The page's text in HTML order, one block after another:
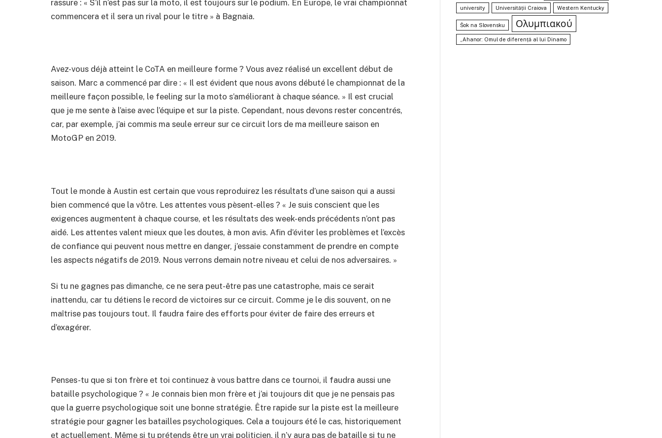
rassure : « S’il n’est pas sur la moto, il est toujours sur le podium. En Europe, le vrai championnat
commencera et il sera un rival pour le titre » à Bagnaia.
Avez-vous déjà atteint le CoTA en meilleure forme ? Vous avez réalisé un excellent début de
saison. Marc a commencé par dire : « Il est évident que nous avons débuté le championnat de la
meilleure façon possible, le feeling sur la moto s’améliorant à chaque séance. » Il est crucial
que je me sente à l’aise avec l’équipe et sur la piste. Cependant, nous devons rester concentrés,
car, par exemple, j’ai commis ma seule erreur sur ce circuit lors de ma meilleure saison en
MotoGP en 2019.
Tout le monde à Austin est certain que vous reproduirez les résultats d’une saison qui a aussi
bien commencé que la vôtre. Les attentes vous pèsent-elles ? « Je suis conscient que les
exigences augmentent à chaque course, et les résultats des week-ends précédents n’ont pas
aidé. Les attentes valent mieux que les doutes, à mon avis. Afin d’éviter les problèmes et l’excès
de confiance qui peuvent nous mettre en danger, j’essaie constamment de prendre en compte
les aspects négatifs de 2019. Nous verrons demain notre niveau et celui de nos adversaires. »
Si tu ne gagnes pas dimanche, ce ne sera peut-être pas une catastrophe, mais ce serait
inattendu, car tu détiens le record de victoires sur ce circuit. Comme je le dis souvent, on ne
maîtrise pas toujours tout. Il faudra faire des efforts pour éviter de faire des erreurs et
d’exagérer.
Penses-tu que si ton frère et toi continuez à vous battre dans ce tournoi, il faudra aussi une
bataille psychologique ? « Je connais bien mon frère et j’ai toujours dit que je ne pensais pas
que la guerre psychologique soit une bonne stratégie. Être rapide sur la piste est la meilleure
stratégie pour gagner les batailles psychologiques. Cela a toujours été le cas, historiquement
et actuellement. Même si tu prétends être un vrai politicien, il n’y aura pas de bataille si tu ne
university Universității Craiova Western Kentucky
Šok na Slovensku Ολυμπιακού
„Ahanor: Omul de diferență al lui Dinamo